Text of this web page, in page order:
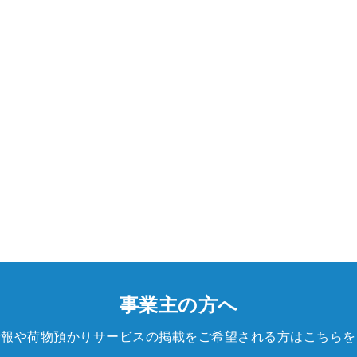
事業主の方へ
や荷物預かりサービスの掲載をご希望される方はこちらを